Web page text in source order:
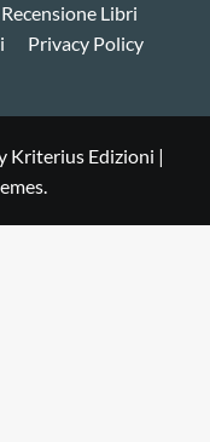
Recensione Libri
Privacy Policy
Kriterius Edizioni |